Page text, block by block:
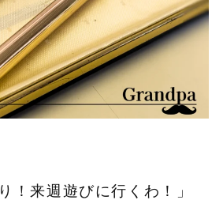
！来週遊びに行くわ！」